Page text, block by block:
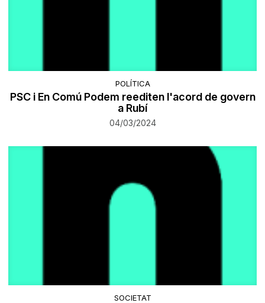
POLÍTICA
PSC i En Comú Podem reediten l'acord de govern
a Rubí
04/03/2024
SOCIETAT